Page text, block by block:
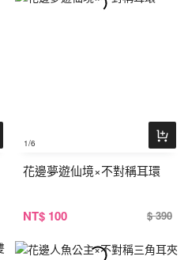
1/6
花邊夢遊仙境×不對稱耳環
NT$ 100 $ 390